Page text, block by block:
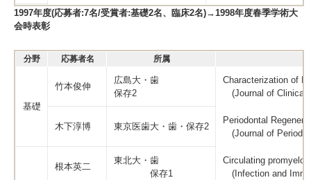
1997年度(応募者:7名/受賞者:基礎2名、臨床2名)→1998年度春季学術大
会時表彰
分野 応募者名 所属
基礎
竹本俊伸
広島大・歯
保存2
Characterization of
(Journal of Clinical
木下淳博 東京医歯大・歯・保存2
Periodontal
(Journal of
根本英二
東北大・歯
保存1
Circulating
(Infection and